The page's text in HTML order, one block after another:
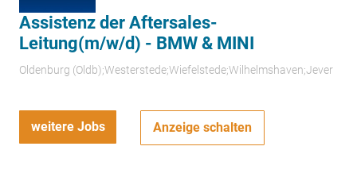
Assistenz der Aftersales-
Leitung(m/w/d) - BMW & MINI
Oldenburg (Oldb);Westerstede;Wiefelstede;Wilhelmshaven;Jever
weitere Jobs Anzeige schalten